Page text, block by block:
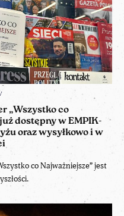
„Wszystko co
dostępny w EMPIK-
oraz wysyłkowo i w
co Najważniejsze” jest